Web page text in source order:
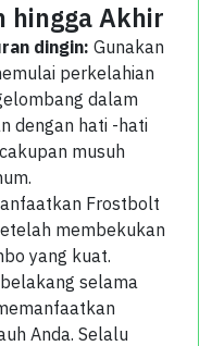
hingga Akhir
dingin: Gunakan
perkelahian
dalam
dengan hati -hati
musuh
Frostbolt
membekukan
yang kuat.
selama
Anda. Selalu